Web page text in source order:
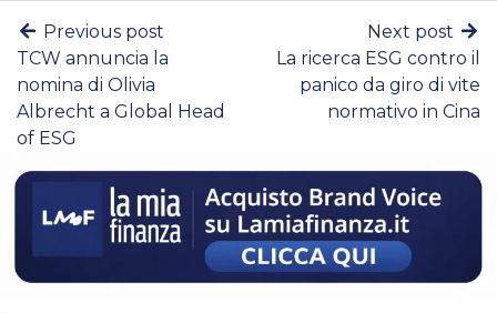
Previous post
TCW annuncia la
nomina di Olivia
Albrecht a Global Head
of ESG
Next post
La ricerca ESG contro il
panico da giro di vite
normativo in Cina